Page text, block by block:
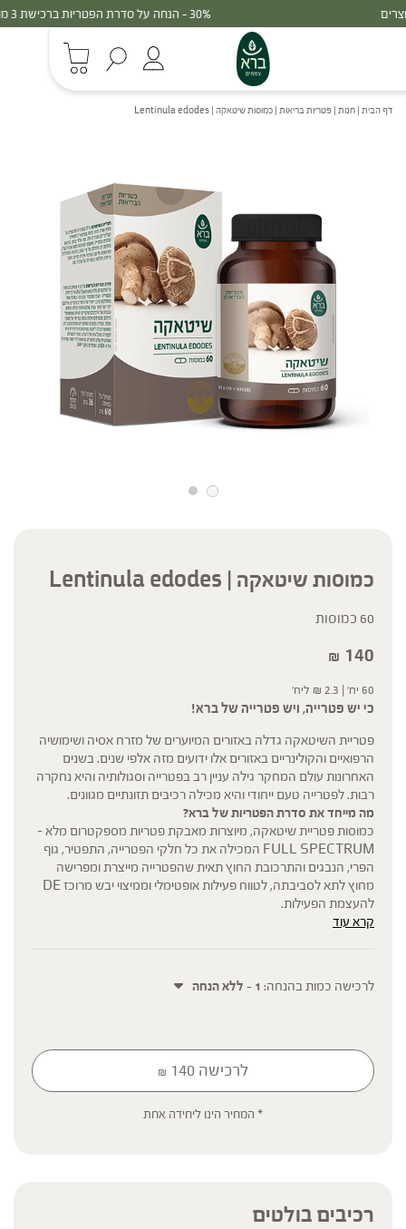
דף הבית | חנות | פטריות בריאות | כמוסות שיטאקה | Lentinula edodes
כמוסות שיטאקה | Lentinula edodes
60 כמוסות
₪ 140
60 יח' | ₪ 2.3 ליח'
כי יש פטרייה, ויש פטרייה של ברא!
פטריית השיטאקה גדלה באזורים המיוערים של מזרח אסיה ושימושיה
הרפואיים והקולינריים באזורים אלו ידועים מזה אלפי שנים. בשנים
האחרונות עולם המחקר גילה עניין רב בפטרייה וסגולותיה והיא נחקרה
רבות. לפטרייה טעם ייחודי והיא מכילה רכיבים תזונתיים מגוונים.
מה מייחד את סדרת הפטריות של ברא?
כמוסות פטריית שיטאקה, מיוצרות מאבקת פטריות מספקטרום מלא –
FULL SPECTRUM המכילה את כל חלקי הפטרייה, התפטיר, גוף
הפרי, הנבגים והתרכובת החוץ תאית שהפטרייה מייצרת ומפרישה
מחוץ לתא לסביבתה, לטווח פעילות אופטימלי וממיצוי יבש מרוכז DE
להעצמת הפעילות.
החומרים הפעילים העיקריים הינם בפטריות הינם פוליסכרידים וביניהם
* תוסף תזונה
ספק המידע אינו מהווה המלצה רפואית מוסמכת ואינו מיועד להנחות את
מתייחס להגדרה המקובלת ברפואת הצמחים המסורתית.
קרא עוד
לרכישה כמות בהנחה: 1 - ללא הנחה
לרכישה ₪ 140
* המחיר הינו ליחידה אחת
רכיבים בולטים